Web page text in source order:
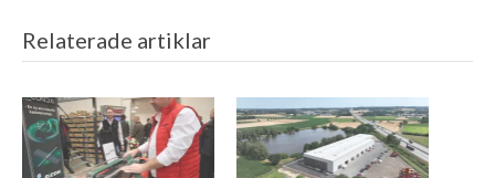
Relaterade artiklar